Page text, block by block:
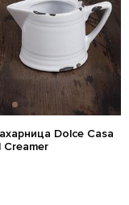
Dolce Casa
Creamer